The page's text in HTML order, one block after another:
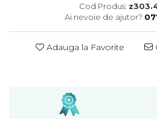
Cod Produs:
Ai nevoie de ajutor?
Adauga la Favorite